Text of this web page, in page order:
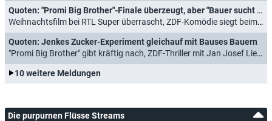
Quoten: "Promi Big Brother"-Finale überzeugt, aber "Bauer sucht Frau" gefragter
Weihnachtsfilm bei RTL Super überrascht, ZDF-Komödie siegt beim Gesamtpublikum (05.12.2023)
Quoten: Jenkes Zucker-Experiment gleichauf mit Bauses Bauern
"Promi Big Brother" gibt kräftig nach, ZDF-Thriller mit Jan Josef Liefers insgesamt unschlagbar (28.11.2023)
10 weitere Meldungen
Die purpurnen Flüsse Streams